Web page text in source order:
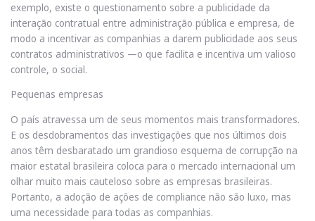
exemplo, existe o questionamento sobre a publicidade da
interação contratual entre administração pública e empresa, de
modo a incentivar as companhias a darem publicidade aos seus
contratos administrativos —o que facilita e incentiva um valioso
controle, o social.
Pequenas empresas
O país atravessa um de seus momentos mais transformadores.
E os desdobramentos das investigações que nos últimos dois
anos têm desbaratado um grandioso esquema de corrupção na
maior estatal brasileira coloca para o mercado internacional um
olhar muito mais cauteloso sobre as empresas brasileiras.
Portanto, a adoção de ações de compliance não são luxo, mas
uma necessidade para todas as companhias.